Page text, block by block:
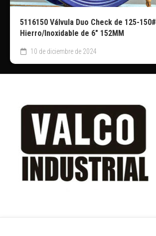
5116150 Válvula Duo Check de 125-150#
Hierro/Inoxidable de 6″ 152MM
10 de diciembre de 2024